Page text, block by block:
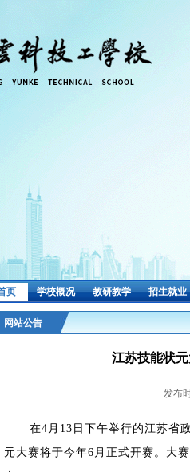
页 学校概况 教研教学 招生就业
网站公告
江苏技能状
发布
在4月13日下午举行的江苏省
元大赛将于今年6月正式开赛。大